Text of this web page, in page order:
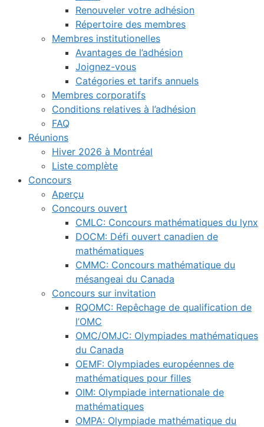
Renouveler votre adhésion
Répertoire des membres
Membres institutionelles
Avantages de l’adhésion
Joignez-vous
Catégories et tarifs annuels
Membres corporatifs
Conditions relatives à l’adhésion
FAQ
Réunions
Hiver 2026 à Montréal
Liste complète
Concours
Aperçu
Concours ouvert
CMLC: Concours mathématiques du lynx
DOCM: Défi ouvert canadien de
mathématiques
CMMC: Concours mathématique du
mésangeai du Canada
Concours sur invitation
RQOMC: Repêchage de qualification de
l’OMC
OMC/OMJC: Olympiades mathématiques
du Canada
OEMF: Olympiades européennes de
mathématiques pour filles
OIM: Olympiade internationale de
mathématiques
OMPA: Olympiade mathématique du